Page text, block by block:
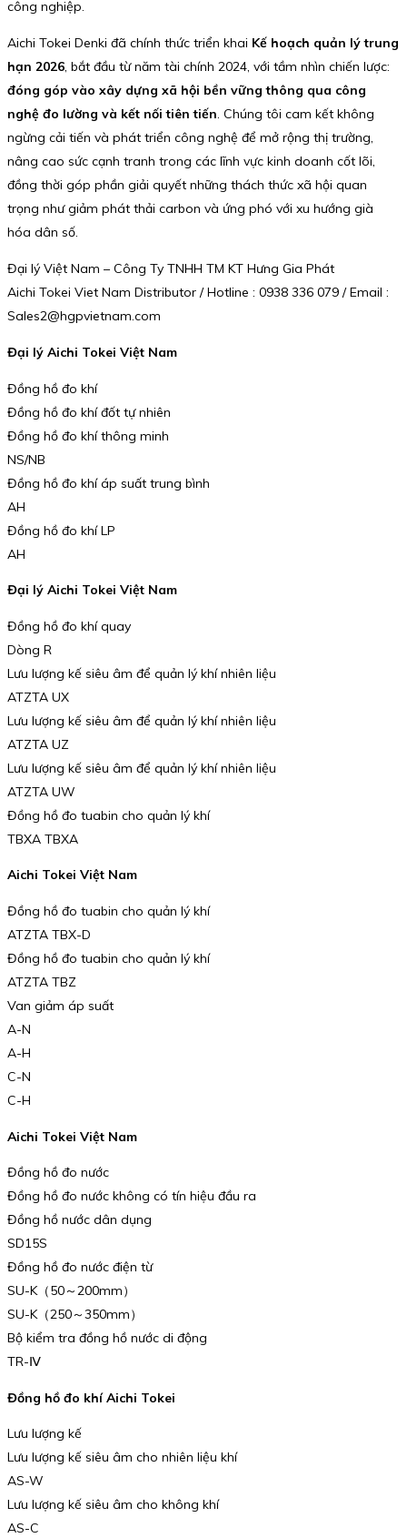
công nghiệp.
Aichi Tokei Denki đã chính thức triển khai Kế hoạch quản lý trung
hạn 2026, bắt đầu từ năm tài chính 2024, với tầm nhìn chiến lược:
đóng góp vào xây dựng xã hội bền vững thông qua công
nghệ đo lường và kết nối tiên tiến. Chúng tôi cam kết không
ngừng cải tiến và phát triển công nghệ để mở rộng thị trường,
nâng cao sức cạnh tranh trong các lĩnh vực kinh doanh cốt lõi,
đồng thời góp phần giải quyết những thách thức xã hội quan
trọng như giảm phát thải carbon và ứng phó với xu hướng già
hóa dân số.
Đại lý Việt Nam – Công Ty TNHH TM KT Hưng Gia Phát
Aichi Tokei Viet Nam Distributor / Hotline : 0938 336 079 / Email :
Sales2@hgpvietnam.com
Đại lý Aichi Tokei Việt Nam
Đồng hồ đo khí
Đồng hồ đo khí đốt tự nhiên
Đồng hồ đo khí thông minh
NS/NB
Đồng hồ đo khí áp suất trung bình
AH
Đồng hồ đo khí LP
AH
Đại lý Aichi Tokei Việt Nam
Đồng hồ đo khí quay
Dòng R
Lưu lượng kế siêu âm để quản lý khí nhiên liệu
ATZTA UX
Lưu lượng kế siêu âm để quản lý khí nhiên liệu
ATZTA UZ
Lưu lượng kế siêu âm để quản lý khí nhiên liệu
ATZTA UW
Đồng hồ đo tuabin cho quản lý khí
TBXA TBXA
Aichi Tokei Việt Nam
Đồng hồ đo tuabin cho quản lý khí
ATZTA TBX-D
Đồng hồ đo tuabin cho quản lý khí
ATZTA TBZ
Van giảm áp suất
A-N
A-H
C-N
C-H
Aichi Tokei Việt Nam
Đồng hồ đo nước
Đồng hồ đo nước không có tín hiệu đầu ra
Đồng hồ nước dân dụng
SD15S
Đồng hồ đo nước điện từ
SU-K（50～200mm）
SU-K（250～350mm）
Bộ kiểm tra đồng hồ nước di động
TR-Ⅳ
Đồng hồ đo khí Aichi Tokei
Lưu lượng kế
Lưu lượng kế siêu âm cho nhiên liệu khí
AS-W
Lưu lượng kế siêu âm cho không khí
AS-C